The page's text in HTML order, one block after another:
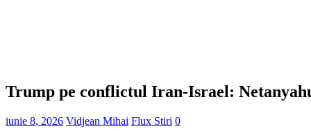
Trump pe conflictul Iran-Israel:
iunie 8, 2026 Vidjean Mihai Flux Stiri 0